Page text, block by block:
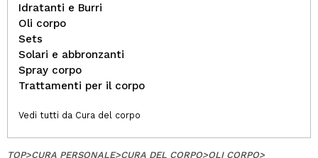
Idratanti e Burri
Oli corpo
Sets
Solari e abbronzanti
Spray corpo
Trattamenti per il corpo
Vedi tutti da Cura del corpo
TOP>CURA PERSONALE>CURA DEL CORPO>OLI CORPO>